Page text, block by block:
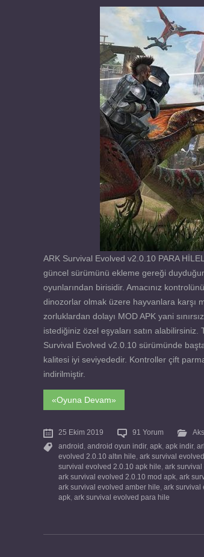
ARK Survival Evolved v2.0.10 PARA
güncel sürümünü ekleme gereği
oyunlarından birisidir. Amacınız
dinozorlar olmak üzere hayvanlara karşı
zorluklardan dolayı MOD APK yani
istediğiniz özel eşyaları satın
Survival Evolved v2.0.10 sürümünde
kalitesi iyi seviyededir. Kontroller çift
indirilmiştir.
«Oyuna Devam»
25 Ekim 2019 91 Yorum
android , android oyun indir, apk, apk indir,
evolved 2.0.10 altın hile, ark survival
survival evolved 2.0.10 apk hile, ark survival
ark survival evolved 2.0.10 mod apk, ark
ark survival evolved amber hile, ark survival
apk, ark survival evolved para hile